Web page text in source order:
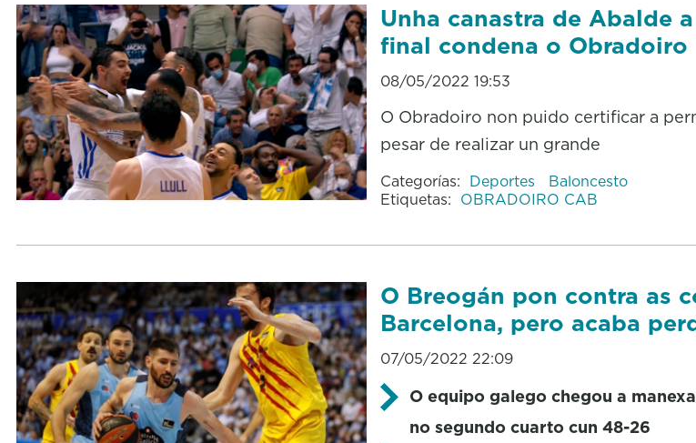
Unha canastra de Abalde
final condena o Obradoiro
08/05/2022 19:53
O Obradoiro non puido certificar a
pesar de realizar un grande
Categorías: Deportes
Baloncesto
Etiquetas: OBRADOIRO CAB
O Breogán pon contra as
Barcelona, pero acaba
07/05/2022 22:09
O equipo galego chegou a
no segundo cuarto cun 48-26